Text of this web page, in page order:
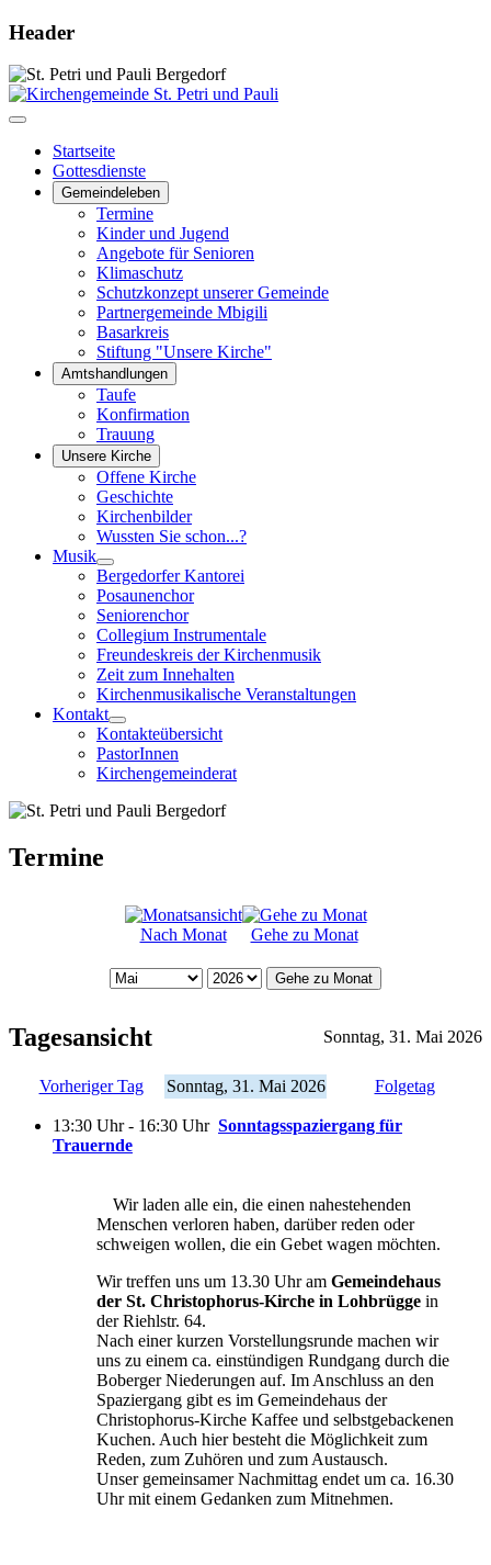
Header
Startseite
Gottesdienste
Gemeindeleben
Termine
Kinder und Jugend
Angebote für Senioren
Klimaschutz
Schutzkonzept unserer Gemeinde
Partnergemeinde Mbigili
Basarkreis
Stiftung "Unsere Kirche"
Amtshandlungen
Taufe
Konfirmation
Trauung
Unsere Kirche
Offene Kirche
Geschichte
Kirchenbilder
Wussten Sie schon...?
Musik
Bergedorfer Kantorei
Posaunenchor
Seniorenchor
Collegium Instrumentale
Freundeskreis der Kirchenmusik
Zeit zum Innehalten
Kirchenmusikalische Veranstaltungen
Kontakt
Kontakteübersicht
PastorInnen
Kirchengemeinderat
Termine
Nach Monat Gehe zu Monat
Gehe zu Monat
Tagesansicht Sonntag, 31. Mai 2026
Vorheriger Tag Sonntag, 31. Mai 2026 Folgetag
13:30 Uhr - 16:30 Uhr Sonntagsspaziergang für
Trauernde
Wir laden alle ein, die einen nahestehenden
Menschen verloren haben, darüber reden oder
schweigen wollen, die ein Gebet wagen möchten.
Wir treffen uns um 13.30 Uhr am Gemeindehaus
der St. Christophorus-Kirche in Lohbrügge in
der Riehlstr. 64.
Nach einer kurzen Vorstellungsrunde machen wir
uns zu einem ca. einstündigen Rundgang durch die
Boberger Niederungen auf. Im Anschluss an den
Spaziergang gibt es im Gemeindehaus der
Christophorus-Kirche Kaffee und selbstgebackenen
Kuchen. Auch hier besteht die Möglichkeit zum
Reden, zum Zuhören und zum Austausch.
Unser gemeinsamer Nachmittag endet um ca. 16.30
Uhr mit einem Gedanken zum Mitnehmen.